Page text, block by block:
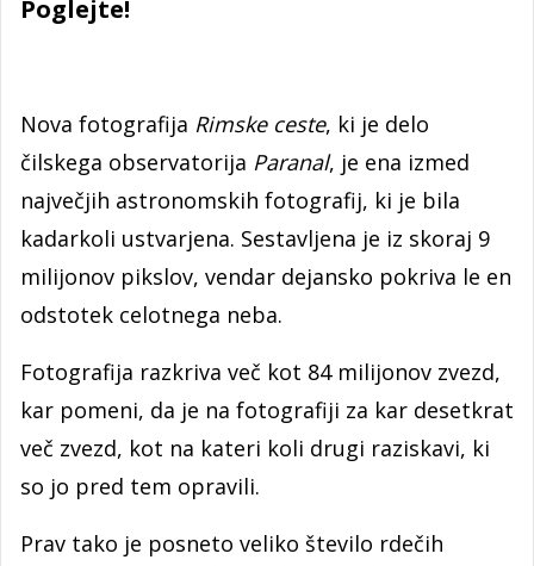
Poglejte!
Nova fotografija Rimske ceste, ki je delo
čilskega observatorija Paranal, je ena izmed
največjih astronomskih fotografij, ki je bila
kadarkoli ustvarjena. Sestavljena je iz skoraj 9
milijonov pikslov, vendar dejansko pokriva le en
odstotek celotnega neba.
Fotografija razkriva več kot 84 milijonov zvezd,
kar pomeni, da je na fotografiji za kar desetkrat
več zvezd, kot na kateri koli drugi raziskavi, ki
so jo pred tem opravili.
Prav tako je posneto veliko število rdečih